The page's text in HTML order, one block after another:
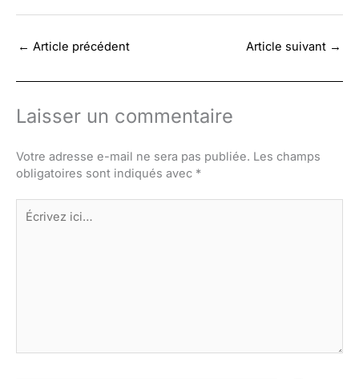
← Article précédent Article suivant →
Laisser un commentaire
Votre adresse e-mail ne sera pas publiée. Les champs
obligatoires sont indiqués avec *
Écrivez
ici…